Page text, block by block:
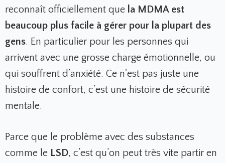
reconnaît officiellement que la MDMA est
beaucoup plus facile à gérer pour la plupart des
gens. En particulier pour les personnes qui
arrivent avec une grosse charge émotionnelle, ou
qui souffrent d’anxiété. Ce n'est pas juste une
histoire de confort, c’est une histoire de sécurité
mentale.
Parce que le problème avec des substances
comme le LSD, c’est qu’on peut très vite partir en